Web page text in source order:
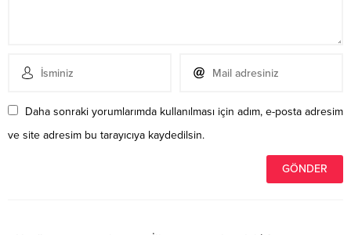
Daha sonraki yorumlarımda kullanılması için adım, e-posta adresim
ve site adresim bu tarayıcıya kaydedilsin.